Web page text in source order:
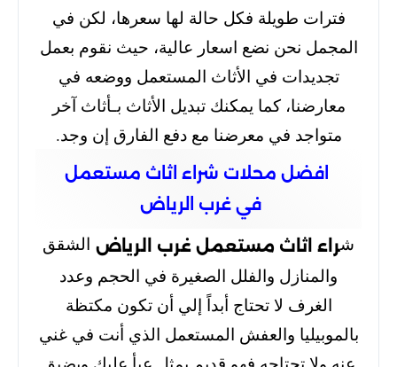
فترات طويلة فكل حالة لها سعرها، لكن في
المجمل نحن نضع اسعار عالية، حيث نقوم بعمل
تجديدات في الأثاث المستعمل ووضعه في
معارضنا، كما يمكنك تبديل الأثاث بـأثاث آخر
متواجد في معرضنا مع دفع الفارق إن وجد.
افضل محلات شراء اثاث مستعمل
في غرب الرياض
شراء اثاث مستعمل غرب الرياض الشقق
والمنازل والفلل الصغيرة في الحجم وعدد
الغرف لا تحتاج أبداً إلي أن تكون مكتظة
بالموبيليا والعفش المستعمل الذي أنت في غني